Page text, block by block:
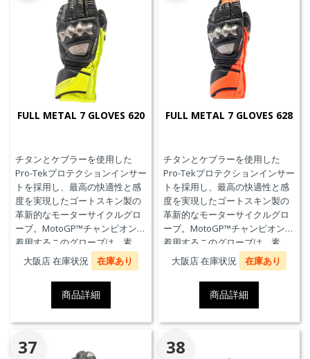
FULL METAL 7 GLOVES 620
チタンとケブラーを使用した
Pro-Tekプロテクションインサー
トを採用し、最高の快適性と感
度を実現したゴートスキン製の
革新的なモーターサイクルグロ
ーブ。MotoGP™チャンピオンが
着用するこのグローブは、素
材、快適性、プロテクションに
おいて、優れたパフォーマンス
のためにダイネーゼテクノロジ
ーの真髄を表現しています。
大阪店 在庫状況 在庫あり
商品詳細
FULL METAL 7 GLOVES 628
チタンとケブラーを使用した
Pro-Tekプロテクションインサー
トを採用し、最高の快適性と感
度を実現したゴートスキン製の
革新的なモーターサイクルグロ
ーブ。MotoGP™チャンピオンが
着用するこのグローブは、素
材、快適性、プロテクションに
おいて、優れたパフォーマンス
のためにダイネーゼテクノロジ
ーの真髄を表現しています。
大阪店 在庫状況 在庫あり
商品詳細
37 38